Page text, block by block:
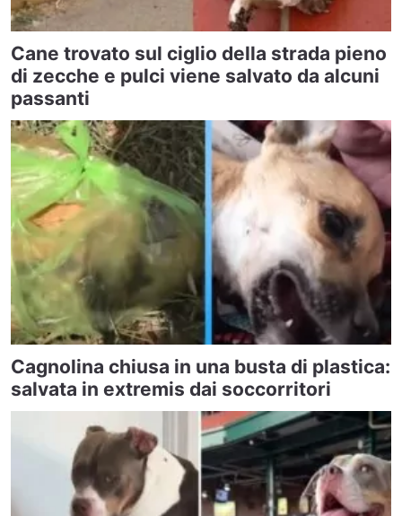
Cane trovato sul ciglio della strada pieno
di zecche e pulci viene salvato da alcuni
passanti
Cagnolina chiusa in una busta di plastica:
salvata in extremis dai soccorritori